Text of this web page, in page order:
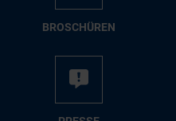
BRO­SCHÜ­REN